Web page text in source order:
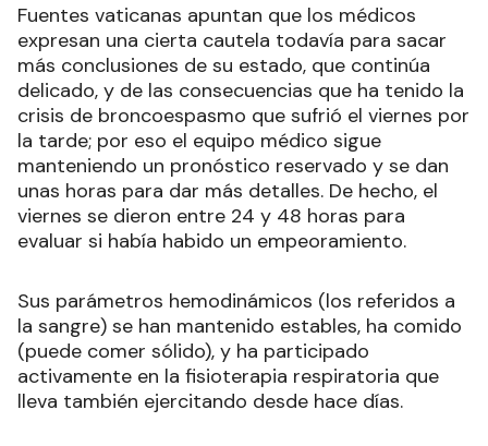
Fuentes vaticanas apuntan que los médicos
expresan una cierta cautela todavía para sacar
más conclusiones de su estado, que continúa
delicado, y de las consecuencias que ha tenido la
crisis de broncoespasmo que sufrió el viernes por
la tarde; por eso el equipo médico sigue
manteniendo un pronóstico reservado y se dan
unas horas para dar más detalles. De hecho, el
viernes se dieron entre 24 y 48 horas para
evaluar si había habido un empeoramiento.
Sus parámetros hemodinámicos (los referidos a
la sangre) se han mantenido estables, ha comido
(puede comer sólido), y ha participado
activamente en la fisioterapia respiratoria que
lleva también ejercitando desde hace días.